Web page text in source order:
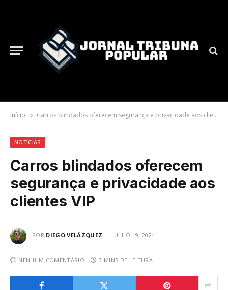
Início » Carros blindados oferecem segurança e privacidade aos clientes VIP
NOTÍCIAS
Carros blindados oferecem
segurança e privacidade aos
clientes VIP
POR DIEGO VELÁZQUEZ JULHO 19, 2024
NENHUM COMENTÁRIO 3 MINS DE LEITURA